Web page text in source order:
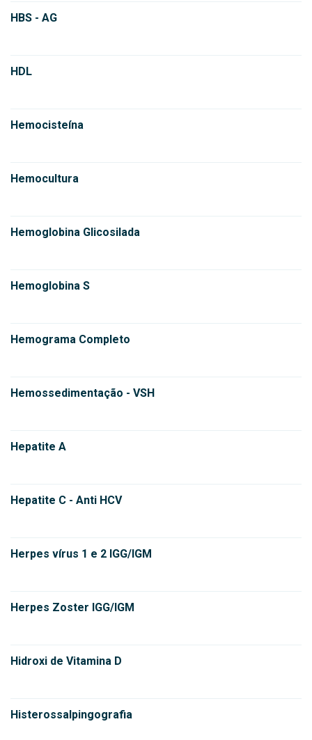
HBS - AG
HDL
Hemocisteína
Hemocultura
Hemoglobina Glicosilada
Hemoglobina S
Hemograma Completo
Hemossedimentação - VSH
Hepatite A
Hepatite C - Anti HCV
Herpes vírus 1 e 2 IGG/IGM
Herpes Zoster IGG/IGM
Hidroxi de Vitamina D
Histerossalpingografia